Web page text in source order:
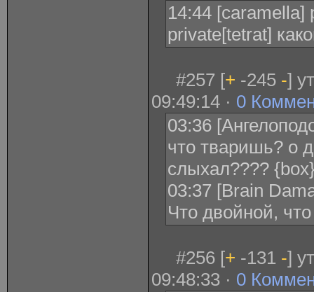
14:44 [caramella]
private[tetrat]
#257 [+ -245 -]
09:49:14 · 0
03:36
что тваришь? о
слыхал????
03:37 [Brain
Что двойной,
#256 [+ -131 -]
09:48:33 · 0